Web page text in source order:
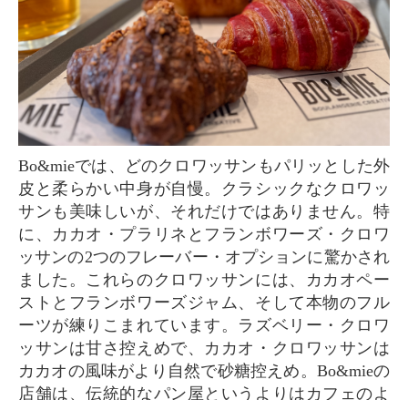
Bo&mieでは、どのクロワッサンもパリッとした外
皮と柔らかい中身が自慢。クラシックなクロワッ
サンも美味しいが、それだけではありません。特
に、カカオ・プラリネとフランボワーズ・クロワ
ッサンの2つのフレーバー・オプションに驚かされ
ました。これらのクロワッサンには、カカオペー
ストとフランボワーズジャム、そして本物のフル
ーツが練りこまれています。ラズベリー・クロワ
ッサンは甘さ控えめで、カカオ・クロワッサンは
カカオの風味がより自然で砂糖控えめ。Bo&mieの
店舗は、伝統的なパン屋というよりはカフェのよ